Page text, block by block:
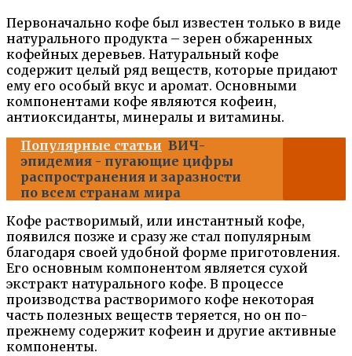
Первоначально кофе был известен только в виде
натурального продукта – зерен обжаренных
кофейных деревьев. Натуральный кофе
содержит целый ряд веществ, которые придают
ему его особый вкус и аромат. Основными
компонентами кофе являются кофеин,
антиоксиданты, минералы и витамины.
Популярные статьи ВИЧ-
эпидемия - пугающие цифры
распространения и заразности
по всем странам мира
Кофе растворимый, или инстантный кофе,
появился позже и сразу же стал популярным
благодаря своей удобной форме приготовления.
Его основным компонентом является сухой
экстракт натурального кофе. В процессе
производства растворимого кофе некоторая
часть полезных веществ теряется, но он по-
прежнему содержит кофеин и другие активные
компоненты.